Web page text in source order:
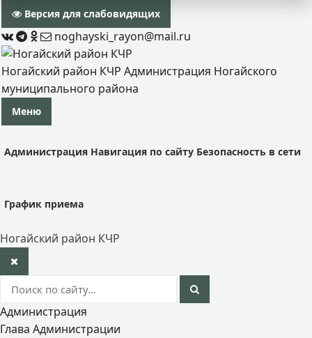
Версия для слабовидящих
noghayski_rayon@mail.ru
Ногайский район КЧР Администрация Ногайского
муниципального района
Меню
Администрация Навигация по сайту Безопасность в сети
График приема
Ногайский район КЧР
Администрация
Глава Администрации